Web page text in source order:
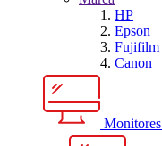
HP
Epson
Fujifilm
Canon
Monitores